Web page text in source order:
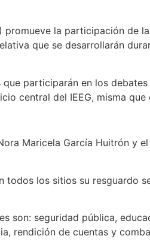
la participación de
que se desarrollarán
participarán en los
central del IEEG, misma
Maricela García Huitrón y
todos los sitios su resguardo
son: seguridad pública,
rendición de cuentas y